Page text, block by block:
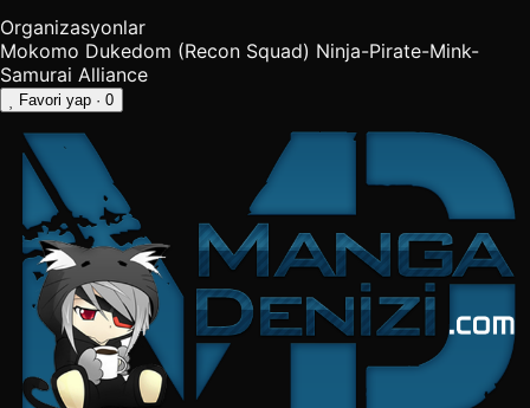
Organizasyonlar
Mokomo Dukedom (Recon Squad) Ninja-Pirate-Mink-
Samurai Alliance
Favori yap · 0